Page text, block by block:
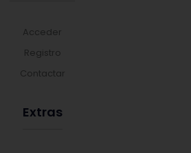
Acceder
Registro
Contactar
Extras